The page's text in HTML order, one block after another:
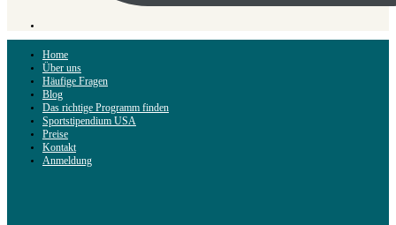
Home
Über uns
Häufige Fragen
Blog
Das richtige Programm finden
Sportstipendium USA
Preise
Kontakt
Anmeldung